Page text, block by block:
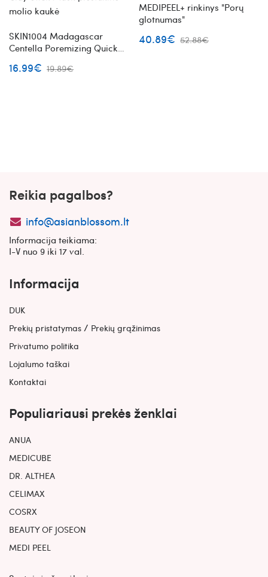
SKIN1004 Madagascar
Centella Poremizing Quick
molio kaukė
16.99€ 19.89€
MEDIPEEL+ rinkinys "Porų
glotnumas"
40.89€ 52.88€
Reikia pagalbos?
info@asianblossom.lt
Informacija teikiama:
I-V nuo 9 iki 17 val.
Informacija
DUK
Prekių pristatymas / Prekių grąžinimas
Privatumo politika
Lojalumo taškai
Kontaktai
Populiariausi prekės ženklai
ANUA
MEDICUBE
DR. ALTHEA
CELIMAX
COSRX
BEAUTY OF JOSEON
MEDI PEEL